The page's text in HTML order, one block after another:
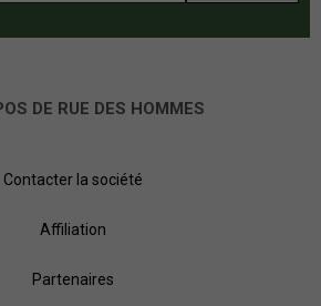
DE RUE DES HOMMES
Contacter la société
Affiliation
Partenaires